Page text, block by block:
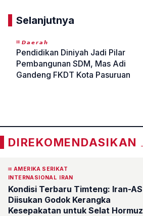
Selanjutnya
𝘿𝙖𝙚𝙧𝙖𝙝
Pendidikan Diniyah Jadi Pilar
Pembangunan SDM, Mas Adi
Gandeng FKDT Kota Pasuruan
DIREKOMENDASIKAN
AMERIKA SERIKAT
INTERNASIONAL IRAN
Kondisi Terbaru Timteng: Iran-AS
Diisukan Godok Kerangka
Kesepakatan untuk Selat Hormuz